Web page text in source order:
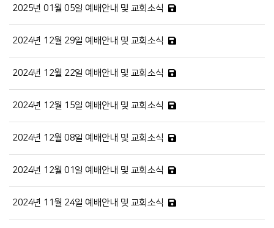
2025년 01월 05일 예배안내 및 교회소식
2024년 12월 29일 예배안내 및 교회소식
2024년 12월 22일 예배안내 및 교회소식
2024년 12월 15일 예배안내 및 교회소식
2024년 12월 08일 예배안내 및 교회소식
2024년 12월 01일 예배안내 및 교회소식
2024년 11월 24일 예배안내 및 교회소식